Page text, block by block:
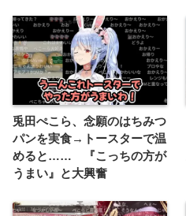
兎田ぺこら、念願のはちみつ
パンを実食→トースターで温
めると…… 『こっちの方が
うまい』と大興奮